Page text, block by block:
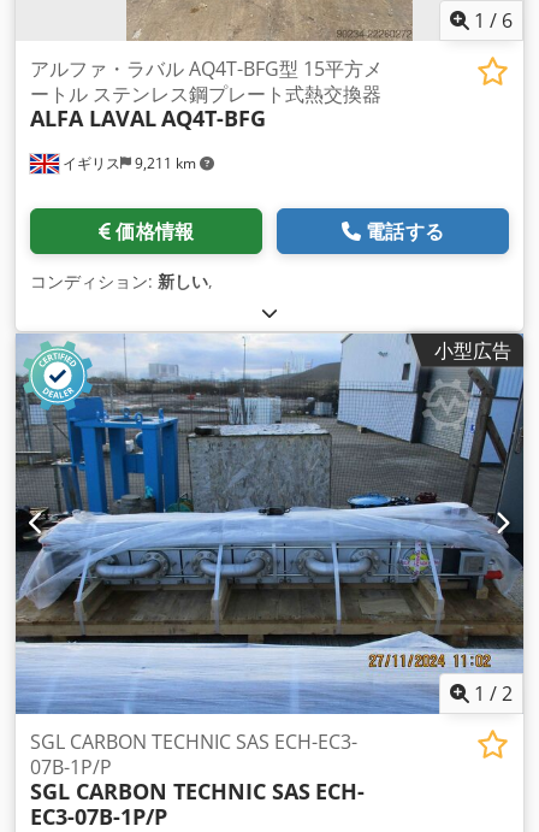
1 / 6
イギリス 9,211 km
アルファ・ラバル AQ4T-BFG型 15平方メ
ートル ステンレス鋼プレート式熱交換器
ALFA LAVALAQ4T-BFG
価格情報 電話する
コンディション: 新しい,
小型広告
1 /2
SGL CARBON TECHNIC SAS ECH-EC3-
07B-1P/P
SGL CARBON TECHNIC SAS ECH-
EC3-07B-1P/P